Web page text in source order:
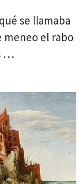
se llamaba
meneo el rabo
…